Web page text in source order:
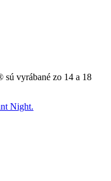
Night.
vyrábané zo 14 a 18